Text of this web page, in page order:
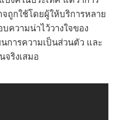
ถูกใช้โดยผู้ให้บริการหลาย
ความน่าไว้วางใจของ
การความเป็นส่วนตัว และ
จริงเสมอ